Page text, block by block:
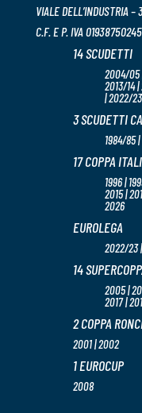
VIALE DELL’INDUSTRIA
C.F. E P. IVA 01938750245
14 SCUDETTI
2004/05
2013/14
| 2022/
3 SCUDETTI
1984/85
17 COPPA
1996 |
2015 |
2026
EUROLEGA
2022/23 |
14
2005 |
2017 |
2 COPPA
2001 | 2002
1 EUROCUP
2008